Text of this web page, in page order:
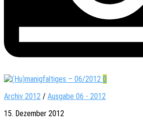
0
Archiv 2012 / Ausgabe 06 - 2012
15. Dezember 2012